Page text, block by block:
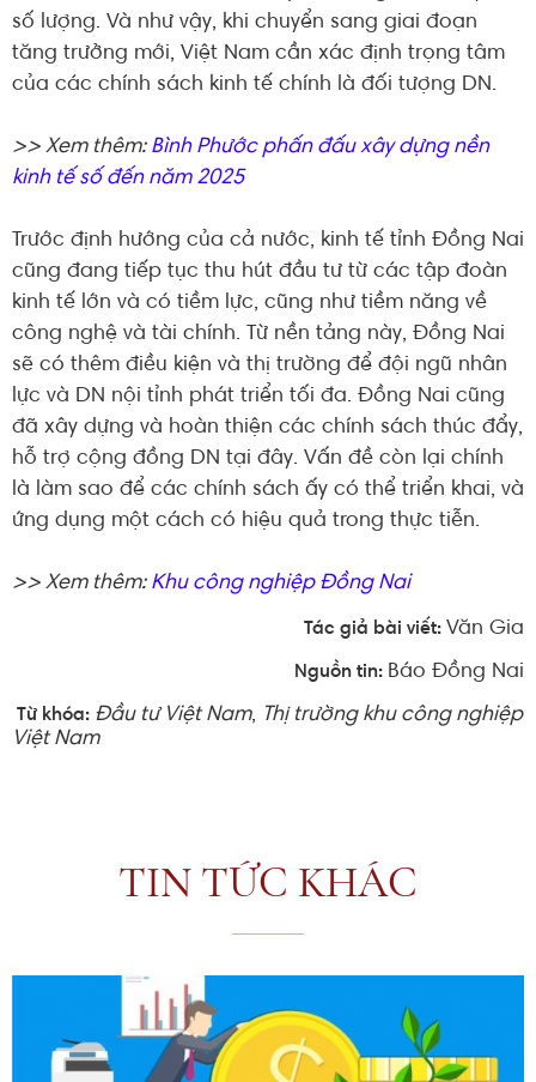
số lượng. Và như vậy, khi chuyển sang giai đoạn
tăng trưởng mới, Việt Nam cần xác định trọng tâm
của các chính sách kinh tế chính là đối tượng DN.
>> Xem thêm: Bình Phước phấn đấu xây dựng nền
kinh tế số đến năm 2025
Trước định hướng của cả nước, kinh tế tỉnh Đồng Nai
cũng đang tiếp tục thu hút đầu tư từ các tập đoàn
kinh tế lớn và có tiềm lực, cũng như tiềm năng về
công nghệ và tài chính. Từ nền tảng này, Đồng Nai
sẽ có thêm điều kiện và thị trường để đội ngũ nhân
lực và DN nội tỉnh phát triển tối đa. Đồng Nai cũng
đã xây dựng và hoàn thiện các chính sách thúc đẩy,
hỗ trợ cộng đồng DN tại đây. Vấn đề còn lại chính
là làm sao để các chính sách ấy có thể triển khai, và
ứng dụng một cách có hiệu quả trong thực tiễn.
>> Xem thêm: Khu công nghiệp Đồng Nai
Tác giả bài viết: Văn Gia
Nguồn tin: Báo Đồng Nai
Từ khóa: Đầu tư Việt Nam, Thị trường khu công nghiệp
Việt Nam
TIN TỨC KHÁC